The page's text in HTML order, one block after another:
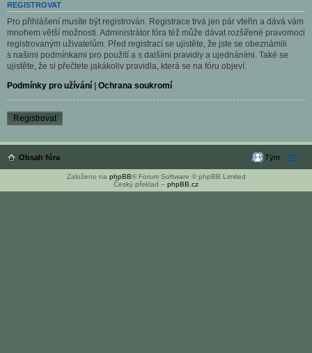
REGISTROVAT
Pro přihlášení musíte být registrován. Registrace trvá jen pár vteřin a dává vám
mnohem větší možnosti. Administrátor fóra též může dávat rozšířené pravomoci
registrovaným uživatelům. Před registrací se ujistěte, že jste se obeznámili
s našimi podmínkami pro použití a s dalšími pravidly a ujednáními. Také se
ujistěte, že si přečtete jakákoliv pravidla, která se na fóru objeví.
Podmínky pro užívání | Ochrana soukromí
Registrovat
Obsah fóra Tým
Založeno na phpBB® Forum Software © phpBB Limited
Český překlad – phpBB.cz